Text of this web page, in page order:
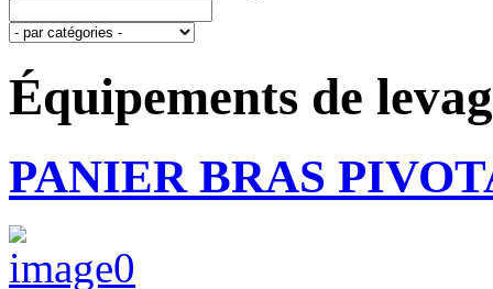
Équipements de
PANIER BRAS